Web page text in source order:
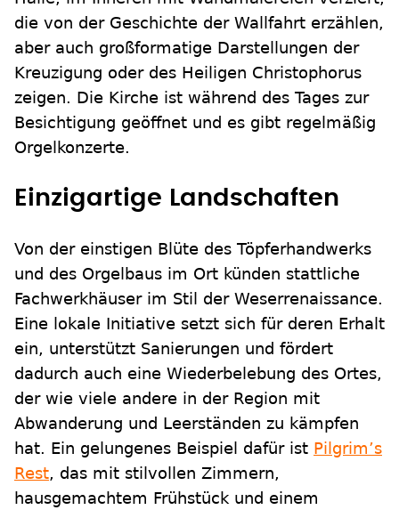
die von der Geschichte der Wallfahrt erzählen,
aber auch großformatige Darstellungen der
Kreuzigung oder des Heiligen Christophorus
zeigen. Die Kirche ist während des Tages zur
Besichtigung geöffnet und es gibt regelmäßig
Orgelkonzerte.
Einzigartige Landschaften
Von der einstigen Blüte des Töpferhandwerks
und des Orgelbaus im Ort künden stattliche
Fachwerkhäuser im Stil der Weserrenaissance.
Eine lokale Initiative setzt sich für deren Erhalt
ein, unterstützt Sanierungen und fördert
dadurch auch eine Wiederbelebung des Ortes,
der wie viele andere in der Region mit
Abwanderung und Leerständen zu kämpfen
hat. Ein gelungenes Beispiel dafür ist Pilgrim’s
Rest, das mit stilvollen Zimmern,
hausgemachtem Frühstück und einem